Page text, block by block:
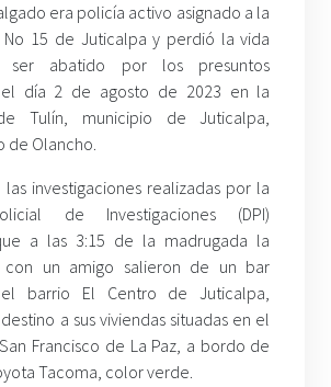
era policía activo asignado a la
15 de Juticalpa y perdió la vida
ser abatido por los presuntos
el día 2 de agosto de 2023 en la
Tulín, municipio de Juticalpa,
de Olancho.
investigaciones realizadas por la
de Investigaciones (DPI)
a las 3:15 de la madrugada la
con un amigo salieron de un bar
barrio El Centro de Juticalpa,
a sus viviendas situadas en el
Francisco de La Paz, a bordo de
Tacoma, color verde.